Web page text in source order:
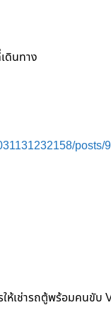
ดินทาง
posts/
ให้เช่ารถตู้พร้อมคนขั